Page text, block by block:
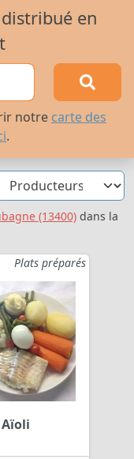
en
notre carte des
.
(13400) dans la
Plats préparés
Aïoli